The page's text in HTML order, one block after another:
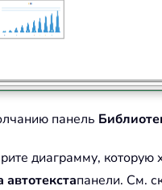
панель
диаграмму, которую
панели. См.